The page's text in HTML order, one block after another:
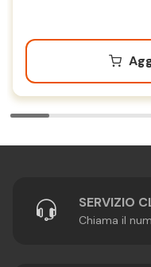
SERVIZIO
Chiama il